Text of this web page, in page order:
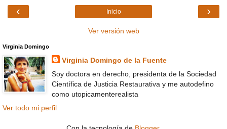
‹ ›
Inicio
Ver versión web
Virginia Domingo
Virginia Domingo de la Fuente
Soy doctora en derecho, presidenta de la Sociedad
Científica de Justicia Restaurativa y me autodefino
como utopicamenterealista
Ver todo mi perfil